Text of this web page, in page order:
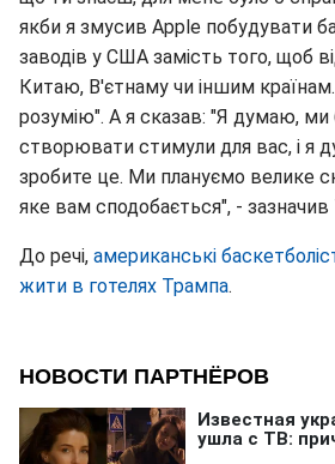
якби я змусив Apple побудувати
заводів у США замість того, щоб
Китаю, В'єтнаму чи іншим країнам.
розумію". А я сказав: "Я думаю,
створювати стимули для вас, і я
зробите це. Ми плануємо велике
яке вам сподобається", -
До речі, американські
жити в готелях Трампа.